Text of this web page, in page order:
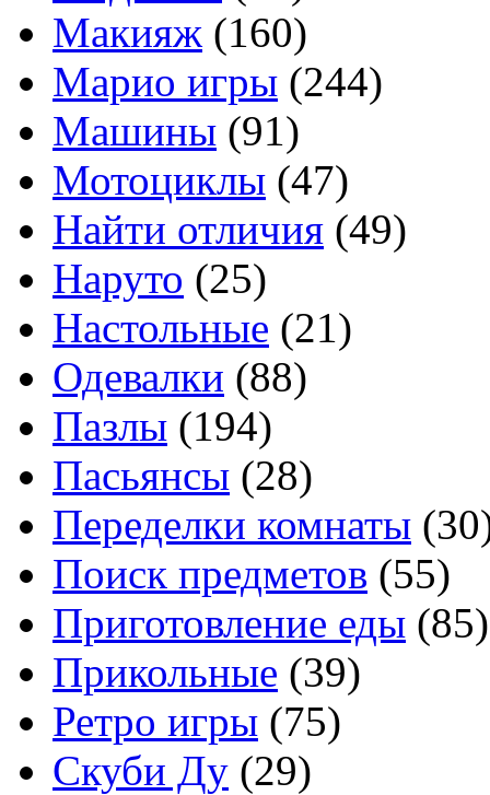
Макияж (160)
Марио игры (244)
Машины (91)
Мотоциклы (47)
Найти отличия (49)
Наруто (25)
Настольные (21)
Одевалки (88)
Пазлы (194)
Пасьянсы (28)
Переделки комнаты
Поиск предметов (55)
Приготовление еды (85)
Прикольные (39)
Ретро игры (75)
Скуби Ду (29)